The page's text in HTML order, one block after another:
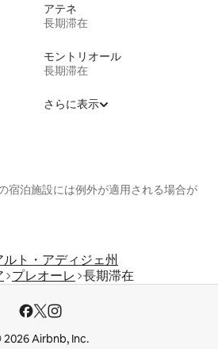
アテネ
長期滞在
モントリオール
長期滞在
さらに表示
宿泊施設には例外が適用される場合が
ルト・アディジェ州
プレオーレ 長期滞在
Airbnb, Inc.